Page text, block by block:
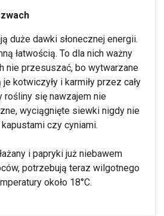
duże dawki słonecznej energii.
łatwością. To dla nich ważny
nie przesuszać, bo wytwarzane
kotwiczyły i karmiły przez cały
rośliny się nawzajem nie
wyciągnięte siewki nigdy nie
czy cyniami.
i papryki już niebawem
potrzebują teraz wilgotnego
około 18°C.